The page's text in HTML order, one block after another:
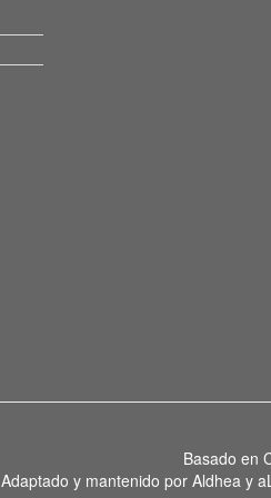
Basado en
Adaptado y mantenido por Aldhea y